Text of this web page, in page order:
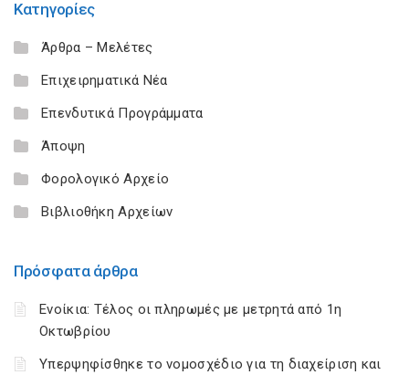
Κατηγορίες
Άρθρα – Μελέτες
Επιχειρηματικά Νέα
Επενδυτικά Προγράμματα
Άποψη
Φορολογικό Αρχείο
Βιβλιοθήκη Αρχείων
Πρόσφατα άρθρα
Ενοίκια: Τέλος οι πληρωμές με μετρητά από 1η
Οκτωβρίου
Υπερψηφίσθηκε το νομοσχέδιο για τη διαχείριση και